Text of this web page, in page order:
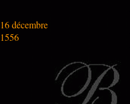
16 décembre
1556